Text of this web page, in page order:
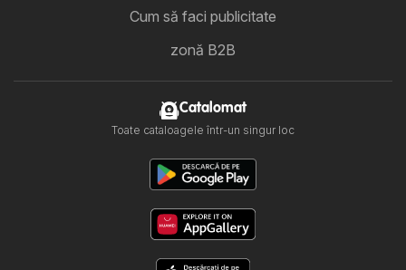
Cum să faci publicitate
zonă B2B
Catalomat
Toate cataloagele într-un singur loc